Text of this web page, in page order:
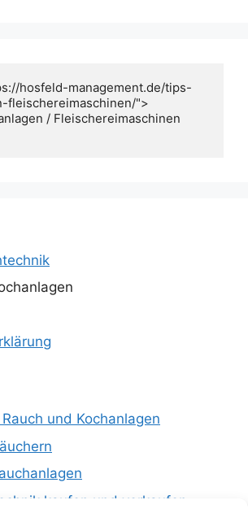
hosfeld-management.de/tips-
fleischereimaschinen/">
/ Fleischereimaschinen
und Kochanlagen
kaufen und verkaufen :